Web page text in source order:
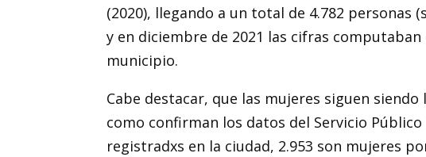
(2020), llegando a un total de 4.782 personas
y en diciembre de 2021 las cifras
municipio.
Cabe destacar, que las mujeres siguen
como confirman los datos del Servicio
registradxs en la ciudad, 2.953 son mujeres